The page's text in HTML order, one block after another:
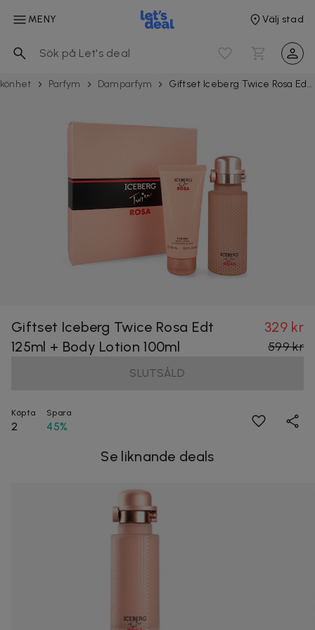
MENY Välj stad
Parfym Damparfym Giftset Iceberg Twice Rosa Edt 125ml + Body Lotion 100ml
Giftset Iceberg Twice Rosa Edt
125ml + Body Lotion 100ml
329 kr
599 kr
SLUTSÅLD
Köpta
2
Spara
45%
Se liknande deals